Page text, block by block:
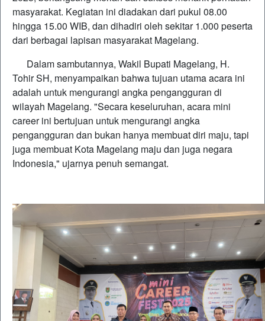
masyarakat. Kegiatan ini diadakan dari pukul 08.00
hingga 15.00 WIB, dan dihadiri oleh sekitar 1.000 peserta
dari berbagai lapisan masyarakat Magelang.
Dalam sambutannya, Wakil Bupati Magelang, H.
Tohir SH, menyampaikan bahwa tujuan utama acara ini
adalah untuk mengurangi angka pengangguran di
wilayah Magelang. "Secara keseluruhan, acara mini
career ini bertujuan untuk mengurangi angka
pengangguran dan bukan hanya membuat diri maju, tapi
juga membuat Kota Magelang maju dan juga negara
Indonesia," ujarnya penuh semangat.